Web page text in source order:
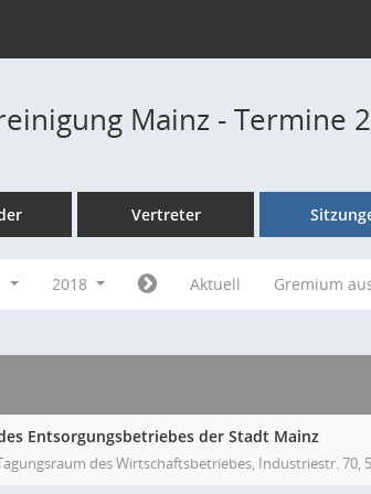
Mainz - Termine
Vertreter
2018 Aktuell Gremium
Entsorgungsbetriebes der Stadt Mainz
des Wirtschaftsbetriebes, Industriestr. 70,